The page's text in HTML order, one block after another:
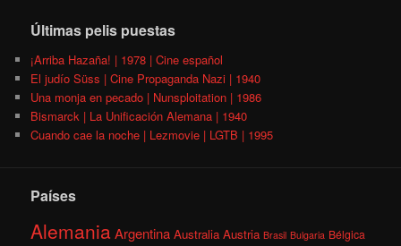
Últimas pelis puestas
¡Arriba Hazaña! | 1978 | Cine español
El judío Süss | Cine Propaganda Nazi | 1940
Una monja en pecado | Nunsploitation | 1986
Bismarck | La Unificación Alemana | 1940
Cuando cae la noche | Lezmovie | LGTB | 1995
Países
AlemaniaArgentina Australia Austria Brasil Bulgaria Bélgica